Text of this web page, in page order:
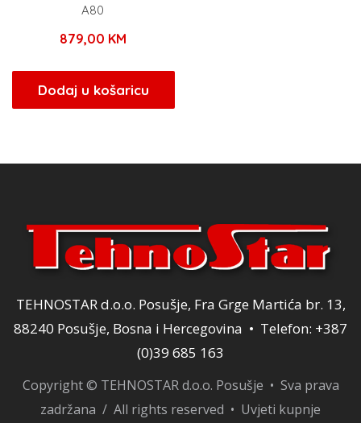
A80
879,00 KM
Dodaj u košaricu
TEHNOSTAR d.o.o. Posušje, Fra Grge Martića br. 13,
88240 Posušje, Bosna i Hercegovina • Telefon: +387
(0)39 685 163
Copyright © TEHNOSTAR d.o.o. Posušje • Sva prava
zadržana / All rights reserved • Uvjeti kupnje